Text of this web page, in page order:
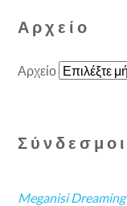
Αρχείο
Αρχείο
Σύνδεσμοι
Meganisi Dreaming